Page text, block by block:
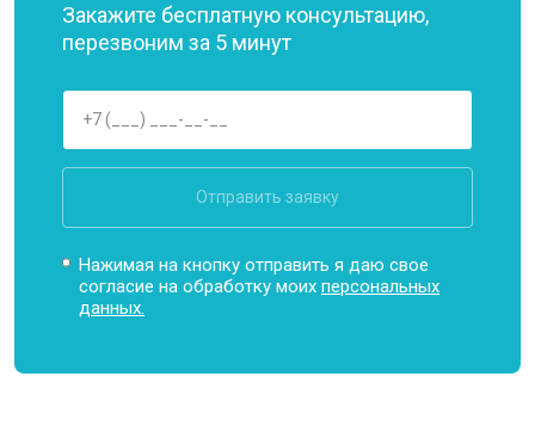
Закажите бесплатную консультацию,
перезвоним за 5 минут
Отправить заявку
Нажимая на кнопку отправить я даю свое
согласие на обработку моихперсональных
данных.